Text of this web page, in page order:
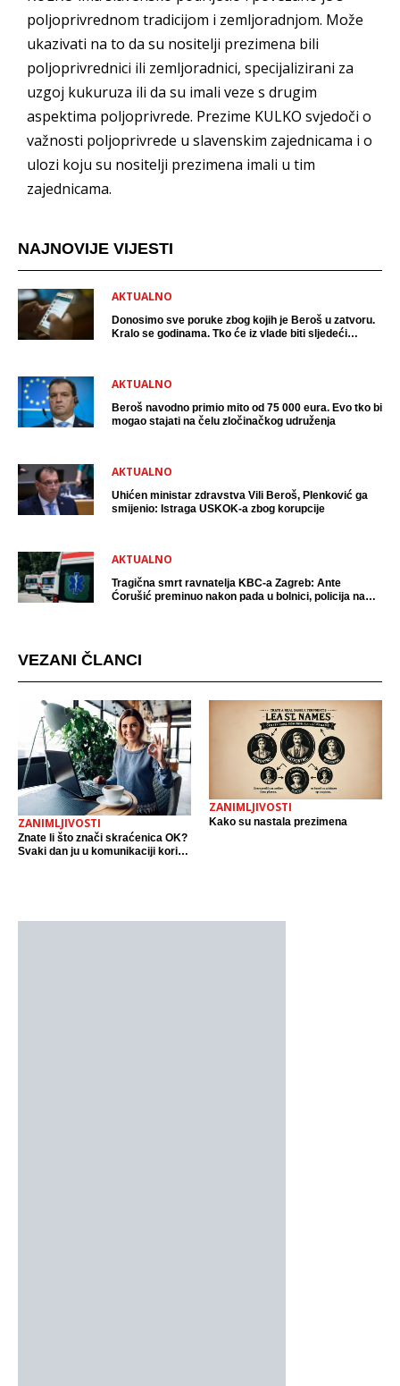
poljoprivrednom tradicijom i zemljoradnjom. Može
ukazivati na to da su nositelji prezimena bili
poljoprivrednici ili zemljoradnici, specijalizirani za
uzgoj kukuruza ili da su imali veze s drugim
aspektima poljoprivrede. Prezime KULKO svjedoči o
važnosti poljoprivrede u slavenskim zajednicama i o
ulozi koju su nositelji prezimena imali u tim
zajednicama.
NAJNOVIJE VIJESTI
AKTUALNO
Donosimo sve poruke zbog kojih je Beroš u zatvoru.
Kralo se godinama. Tko će iz vlade biti sljedeći
AKTUALNO
Beroš navodno primio mito od 75 000 eura. Evo tko bi
mogao stajati na čelu zločinačkog udruženja
AKTUALNO
Uhićen ministar zdravstva Vili Beroš, Plenković ga
smijenio: Istraga USKOK-a zbog korupcije
AKTUALNO
Tragična smrt ravnatelja KBC-a Zagreb: Ante
Ćorušić preminuo nakon pada u bolnici, policija na
VEZANI ČLANCI
ZANIMLJIVOSTI
Znate li što znači skraćenica OK?
Svaki dan ju u komunikaciji koristi
ZANIMLJIVOSTI
Kako su nastala prezimena